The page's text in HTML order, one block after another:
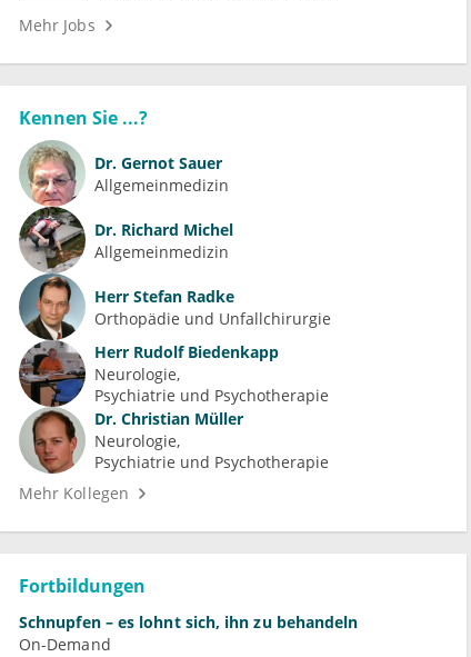
Mehr Jobs
Kennen Sie ...?
Dr. Gernot Sauer
Allgemeinmedizin
Dr. Richard Michel
Allgemeinmedizin
Herr Stefan Radke
Orthopädie und Unfallchirurgie
Herr Rudolf Biedenkapp
Neurologie
Psychiatrie und Psychotherapie
Dr. Christian Müller
Neurologie
Psychiatrie und Psychotherapie
Mehr Kollegen
Fortbildungen
Schnupfen – es lohnt sich, ihn zu behandeln
On-Demand